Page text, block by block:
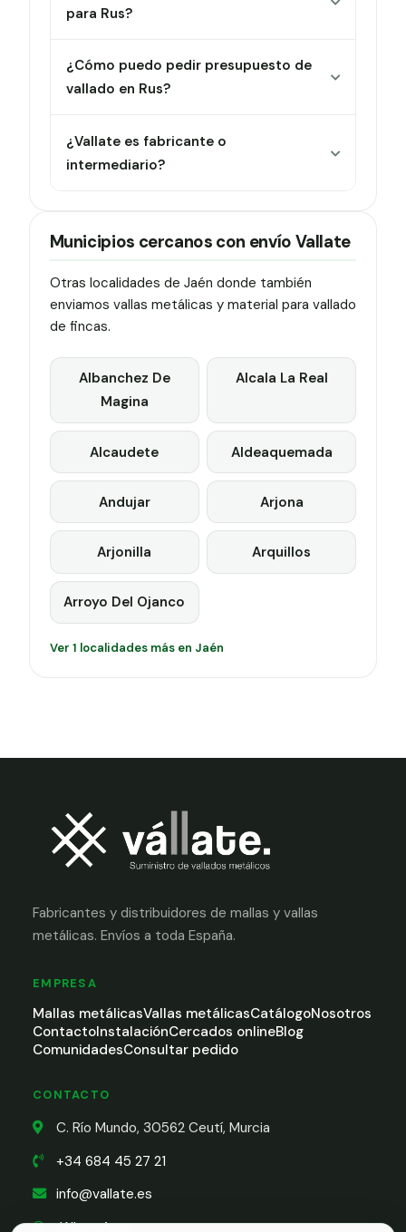
para Rus?
¿Cómo puedo pedir presupuesto de
vallado en Rus?
¿Vallate es fabricante o
intermediario?
Municipios cercanos con envío Vallate
Otras localidades de Jaén donde también
enviamos vallas metálicas y material para vallado
de fincas.
Albanchez De
Magina
Alcala La Real
Alcaudete Aldeaquemada
Andujar Arjona
Arjonilla Arquillos
Arroyo Del Ojanco
Ver 1 localidades más en Jaén
Fabricantes y distribuidores de mallas y vallas
metálicas. Envíos a toda España.
EMPRESA
Mallas metálicasVallas metálicasCatálogoNosotros
ContactoInstalaciónCercados onlineBlog
ComunidadesConsultar pedido
CONTACTO
C. Río Mundo, 30562 Ceutí, Murcia
+34 684 45 27 21
info@vallate.es
WhatsApp